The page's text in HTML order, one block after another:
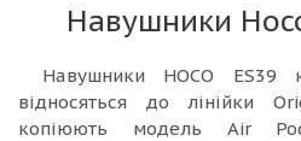
Навушники
Навушники HOCO ES39
відносяться до лінійки
копіюють модель Air